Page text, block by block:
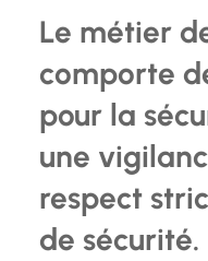
Le métier
comporte
pour la
une
respect
de sécurité.